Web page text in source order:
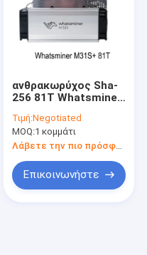
ανθρακωρύχος Sha-
256 81T Whatsminer
μεταλλείας
νομισμάτων
ανθρακωρύχων BTC
BTC Asic
Τιμή:Negotiated
MOQ:1 κομμάτι
Επικοινωνήστε